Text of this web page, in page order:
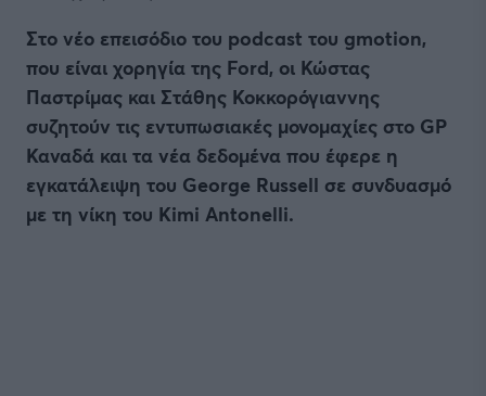
Στο νέο επεισόδιο του podcast του gmotion,
που είναι χορηγία της Ford, οι Κώστας
Παστρίμας και Στάθης Κοκκορόγιαννης
συζητούν τις εντυπωσιακές μονομαχίες στο GP
Καναδά και τα νέα δεδομένα που έφερε η
εγκατάλειψη του George Russell σε συνδυασμό
με τη νίκη του Kimi Antonelli.